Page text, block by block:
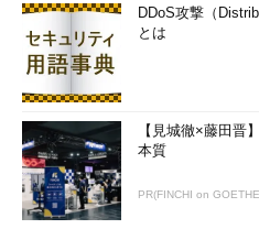
DDoS攻撃（
とは
【見城徹×藤田晋
本質
PR(FINCHI on